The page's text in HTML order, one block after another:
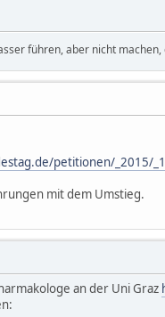
führen, aber nicht
petitionen/_2015/
mit dem Umstieg.
an der Uni Graz